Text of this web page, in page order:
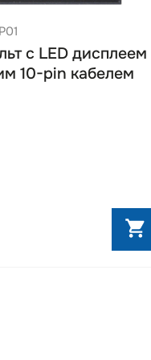
фильтр ЭМС
и
моментом
обеспечение для
копирования
покрытие плат 3C3
с LED дисплеем
10-pin кабелем